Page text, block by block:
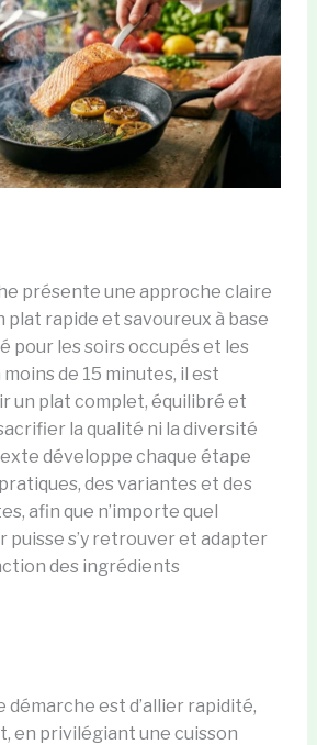
présente une approche claire
plat rapide et savoureux à base
pour les soirs occupés et les
de 15 minutes, il est
un plat complet, équilibré et
la qualité ni la diversité
développe chaque étape
des variantes et des
afin que n’importe quel
puisse s’y retrouver et adapter
des ingrédients
est d’allier rapidité,
en privilégiant une cuisson